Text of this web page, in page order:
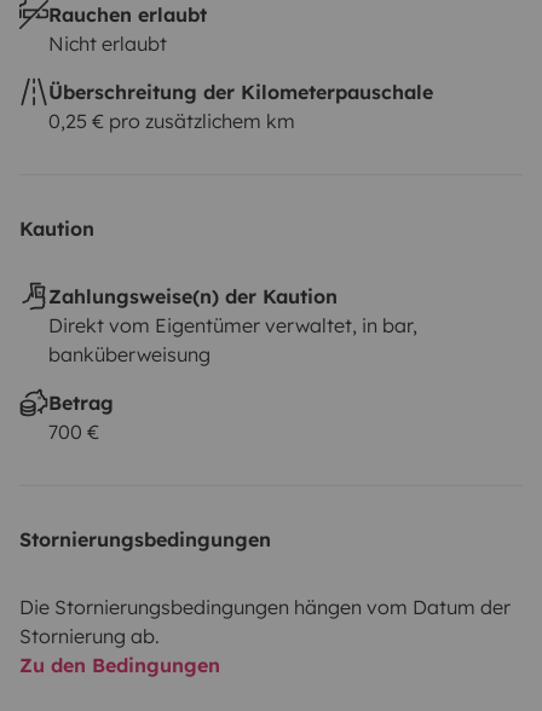
Rauchen erlaubt
Nicht erlaubt
Überschreitung der Kilometerpauschale
0,25 € pro zusätzlichem km
Kaution
Zahlungsweise(n) der Kaution
Direkt vom Eigentümer verwaltet, in bar,
banküberweisung
Betrag
700 €
Stornierungsbedingungen
Die Stornierungsbedingungen hängen vom Datum der
Stornierung ab.
Zu den Bedingungen